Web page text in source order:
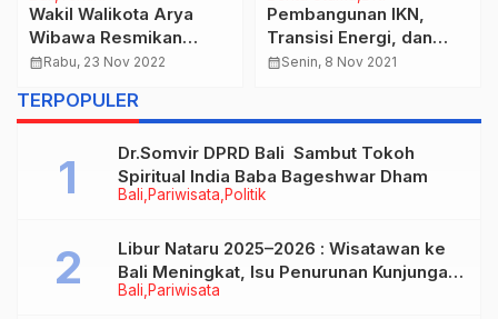
Wakil Walikota Arya
Wibawa Resmikan
Gedung Baru LPD Desa
calendar_monthRabu, 23 Nov 2022
Pembangunan IKN,
Transisi Energi, dan
Perdagangan, Tiga
calendar_monthSenin, 8 Nov 2021
TERPOPULER
Bali Pariwisata Politik
Dr.Somvir DPRD Bali Sambut Tokoh
Spiritual India Baba Bageshwar Dham
Bali Pariwisata
Libur Nataru 2025–2026 : Wisatawan ke
Bali Meningkat, Isu Penurunan Kunjungan
Tidak Benar